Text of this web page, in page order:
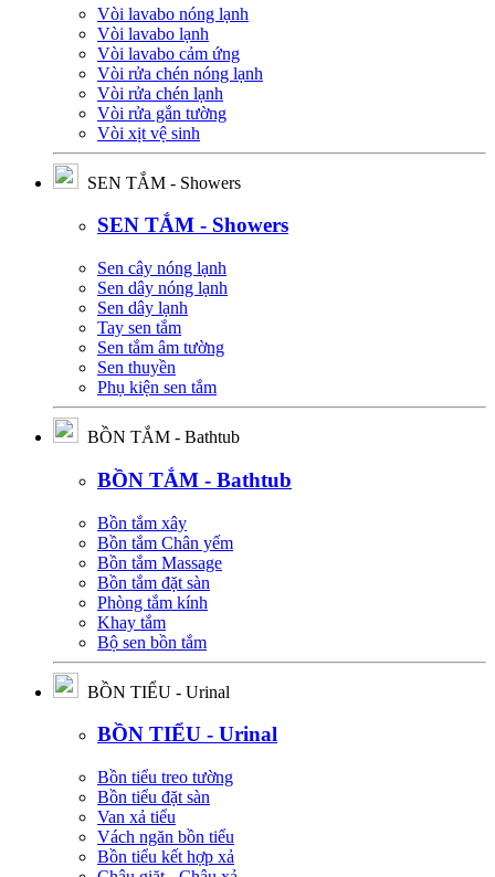
Vòi lavabo nóng lạnh
Vòi lavabo lạnh
Vòi lavabo cảm ứng
Vòi rửa chén nóng lạnh
Vòi rửa chén lạnh
Vòi rửa gắn tường
Vòi xịt vệ sinh
SEN TẮM - Showers
SEN TẮM - Showers
Sen cây nóng lạnh
Sen dây nóng lạnh
Sen dây lạnh
Tay sen tắm
Sen tắm âm tường
Sen thuyền
Phụ kiện sen tắm
BỒN TẮM - Bathtub
BỒN TẮM - Bathtub
Bồn tắm xây
Bồn tắm Chân yếm
Bồn tắm Massage
Bồn tắm đặt sàn
Phòng tắm kính
Khay tắm
Bộ sen bồn tắm
BỒN TIỂU - Urinal
BỒN TIỂU - Urinal
Bồn tiểu treo tường
Bồn tiểu đặt sàn
Van xả tiểu
Vách ngăn bồn tiểu
Bồn tiểu kết hợp xả